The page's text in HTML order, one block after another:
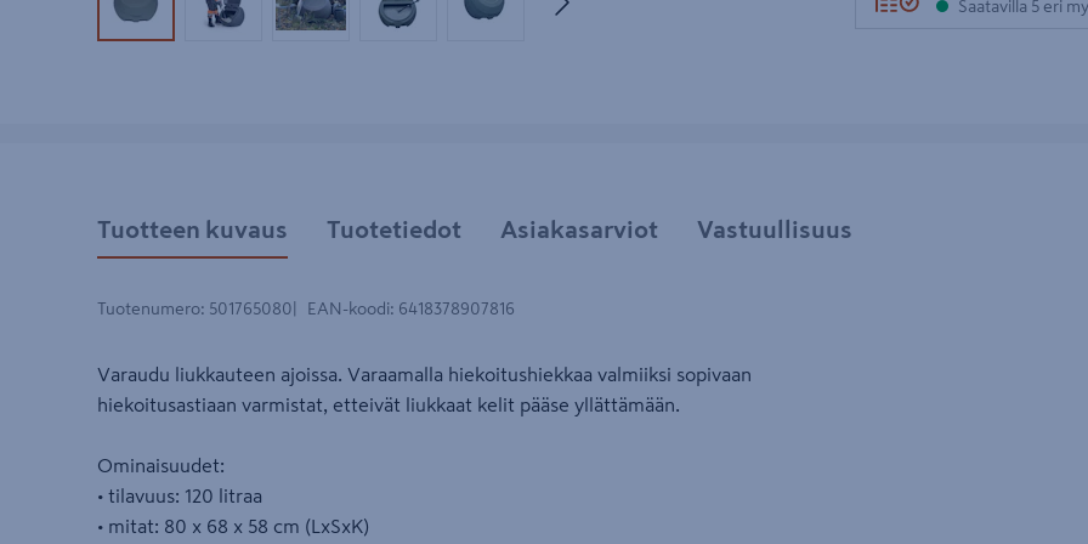
Tuotekuva 1Tuotekuva 2Tuotekuva 3Tuotekuva 4Tuotekuva 5 Saatavilla 5 eri
Tuotteen kuvaus Tuotetiedot Asiakasarviot Vastuullisuus
Tuotenumero: 501765080 EAN-koodi: 6418378907816
Varaudu liukkauteen ajoissa. Varaamalla hiekoitushiekkaa valmiiksi sopivaan
hiekoitusastiaan varmistat, etteivät liukkaat kelit pääse yllättämään.
Ominaisuudet:
• tilavuus: 120 litraa
• mitat: 80 x 68 x 58 cm (LxSxK)